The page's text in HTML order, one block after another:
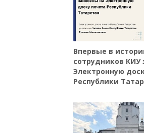
Впервые в
сотрудников КИУ
Электронную
Республики